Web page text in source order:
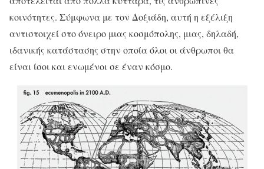
κοινότητες. Σύμφωνα με τον Δοξιάδη, αυτή η εξέλιξη
αντιστοιχεί στο όνειρο μιας κοσμόπολης, μιας, δηλαδή,
ιδανικής κατάστασης στην οποία όλοι οι άνθρωποι θα
είναι ίσοι και ενωμένοι σε έναν κόσμο.